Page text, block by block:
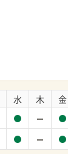
水 木 金